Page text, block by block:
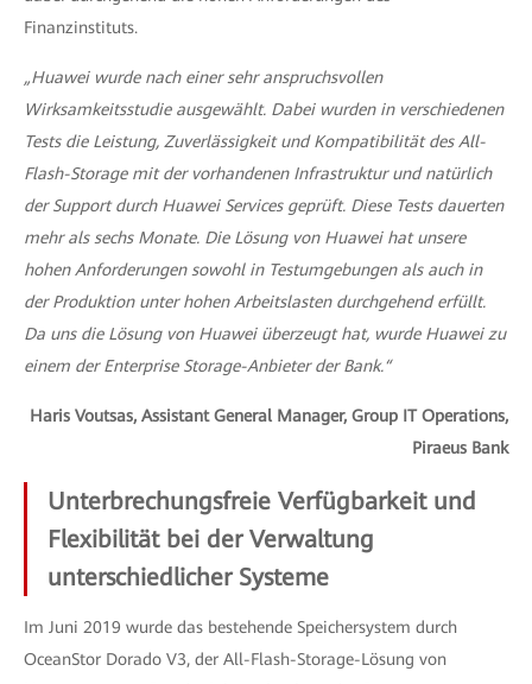
Finanzinstituts.
„Huawei wurde nach einer sehr anspruchsvollen
Wirksamkeitsstudie ausgewählt. Dabei wurden in verschiedenen
Tests die Leistung, Zuverlässigkeit und Kompatibilität des All-
Flash-Storage mit der vorhandenen Infrastruktur und natürlich
der Support durch Huawei Services geprüft. Diese Tests dauerten
mehr als sechs Monate. Die Lösung von Huawei hat unsere
hohen Anforderungen sowohl in Testumgebungen als auch in
der Produktion unter hohen Arbeitslasten durchgehend erfüllt.
Da uns die Lösung von Huawei überzeugt hat, wurde Huawei zu
einem der Enterprise Storage-Anbieter der Bank.“
Haris Voutsas, Assistant General Manager, Group IT Operations,
Piraeus Bank
Unterbrechungsfreie Verfügbarkeit und
Flexibilität bei der Verwaltung
unterschiedlicher Systeme
Im Juni 2019 wurde das bestehende Speichersystem durch
OceanStor Dorado V3, der All-Flash-Storage-Lösung von